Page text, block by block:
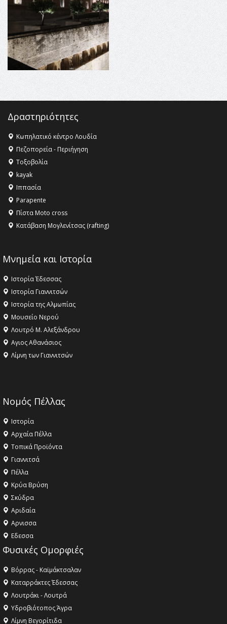
11:36 -Λάκης Βασιλειάδης, Συνέντευξη PellaFm 103,3 για
το Μουσείο της Πέλλας, Λουτρά Πόζαρ και Χιονοδρομικό
18:09 -Αυτό το καλοκαίρι δίνουμε ραντεβού στο πιο
όμορφο θερινό σινεμά της Ελλάδας!
Δραστηριότητες
Κωπηλατικό κέντρο Λουδία
Πεζοπορεία - Περιήγηση
Τοξοβολία
kayak
Ιππασία
Parapente
Πίστα Moto cross
Κατάβαση Μογλενίτσας (rafting)
Μνημεία και Ιστορία
Ιστορία Έδεσσας
Ιστορία Γιαννιτσών
Ιστορία της Αλμωπίας
Μουσείο Νερού
Λουτρό Μ. Αλεξάνδρου
Αγιος Αθανάσιος
Λίμνη των Γιαννιτσών
Νομός Πέλλας
Ιστορία
Αρχαία Πέλλα
Τοπικά Προϊόντα
Γιαννιτσά
Πέλλα
Κρύα Βρύση
Σκύδρα
Αριδαία
Aρνισσα
Eδεσσα
Φυσικές Ομορφιές
Βόρρας - Καϊμάκτσαλαν
Καταρράκτες Έδεσσας
Λουτράκι - Λουτρά
Υδροβιότοπος Άγρα
Λίμνη Βεγορίτιδα